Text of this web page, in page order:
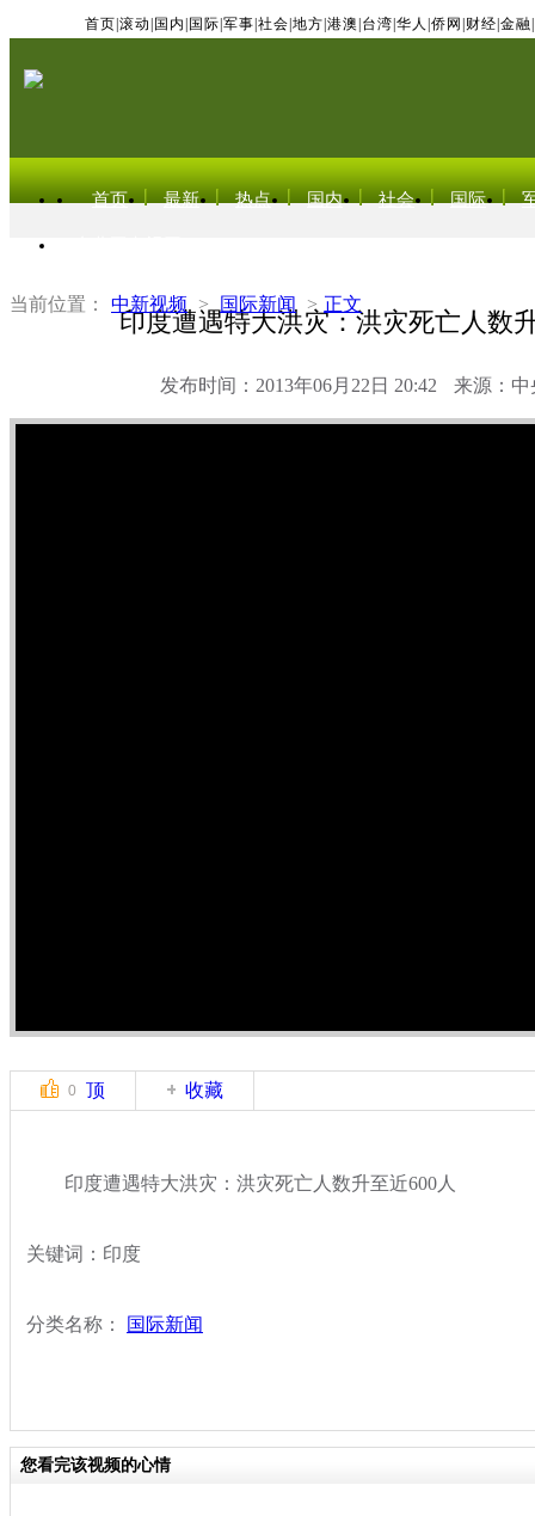
首页 滚动 国内 国际 军事 社会 地方 港澳 台湾 华人 侨网 财经 金融
首页 最新 热点 国内 社会 国际
当前位置： 中新视频 > 国际新闻 > 正文
印度遭遇特大洪灾：洪灾死亡人数
发布时间：2013年06月22日 20:42 来源：中
0 顶 收藏
印度遭遇特大洪灾：洪灾死亡人数升至近600人
关键词：印度
分类名称： 国际新闻
您看完该视频的心情